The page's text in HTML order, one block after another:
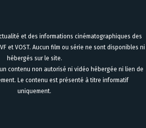
et des informations cinématographiques des
et VOST. Aucun film ou série ne sont disponibles ni
hébergés sur le site.
contenu non autorisé ni vidéo hébergée ni lien de
Le contenu est présenté à titre informatif
uniquement.